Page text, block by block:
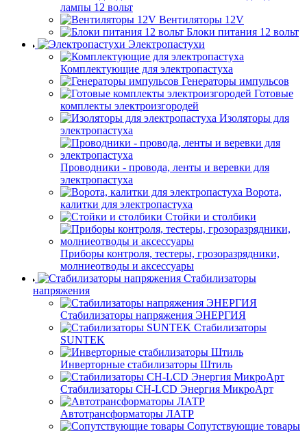
лампы 12 вольт
Вентиляторы 12V
Блоки питания 12 вольт
Электропастухи
Комплектующие для электропастуха
Генераторы импульсов
Готовые
комплекты электроизгородей
Изоляторы для
электропастуха
Проводники - провода, ленты и веревки для
электропастуха
Ворота,
калитки для электропастуха
Стойки и столбики
Приборы контроля, тестеры, грозоразрядники,
молниеотводы и аксессуары
Стабилизаторы
напряжения
Стабилизаторы напряжения ЭНЕРГИЯ
Стабилизаторы
SUNTEK
Инверторные стабилизаторы Штиль
Стабилизаторы СН-LCD Энepгия МикроАрт
Автотрансформаторы ЛАТР
Сопутствующие товары